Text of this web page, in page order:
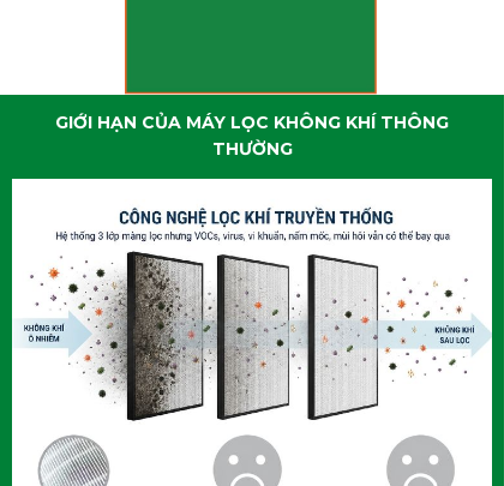
GIỚI HẠN CỦA MÁY LỌC KHÔNG KHÍ THÔNG
THƯỜNG